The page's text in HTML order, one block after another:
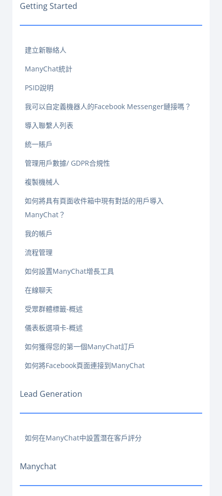
Getting Started
建立新聯絡人
ManyChat統計
PSID說明
我可以自定義機器人的Facebook Messenger鏈接嗎？
導入聯繫人列表
統一賬戶
管理用戶數據/ GDPR合規性
複製機械人
如何將具有頁面收件箱中現有對話的用戶導入
ManyChat？
我的帳戶
流程管理
如何設置ManyChat增長工具
在線聊天
受眾群體標籤-概述
儀表板選項卡-概述
如何獲得您的第一個ManyChat訂戶
如何將Facebook頁面連接到ManyChat
Lead Generation
如何在ManyChat中設置潛在客戶評分
Manychat